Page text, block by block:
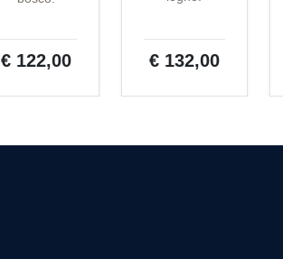
€ 122,00 € 132,00